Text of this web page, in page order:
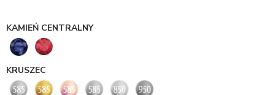
KAMIEŃ CENTRALNY
KRUSZEC